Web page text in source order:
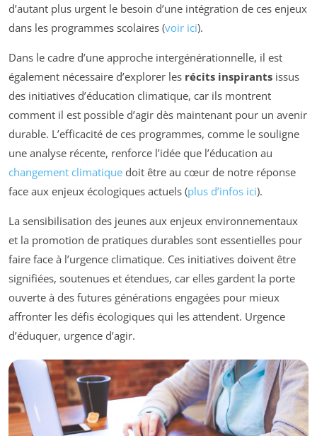
d’autant plus urgent le besoin d’une intégration de ces enjeux
dans les programmes scolaires (voir ici).
Dans le cadre d’une approche intergénérationnelle, il est
également nécessaire d’explorer les récits inspirants issus
des initiatives d’éducation climatique, car ils montrent
comment il est possible d’agir dès maintenant pour un avenir
durable. L’efficacité de ces programmes, comme le souligne
une analyse récente, renforce l’idée que l’éducation au
changement climatique doit être au cœur de notre réponse
face aux enjeux écologiques actuels (plus d’infos ici).
La sensibilisation des jeunes aux enjeux environnementaux
et la promotion de pratiques durables sont essentielles pour
faire face à l’urgence climatique. Ces initiatives doivent être
signifiées, soutenues et étendues, car elles gardent la porte
ouverte à des futures générations engagées pour mieux
affronter les défis écologiques qui les attendent. Urgence
d’éduquer, urgence d’agir.